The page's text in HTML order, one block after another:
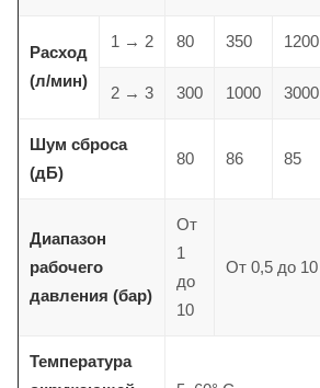
Расход
(л/мин)
1 → 2 80 350 1200
2 → 3 300 1000 3000
Шум сброса
(дБ)
80 86 85
Диапазон
рабочего
давления (бар)
От
1
до
10
От 0,5 до 10
Температура